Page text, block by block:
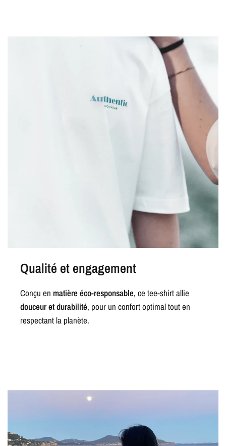
Qualité et engagement
Conçu en matière éco-responsable, ce tee-shirt allie
douceur et durabilité, pour un confort optimal tout en
respectant la planète.